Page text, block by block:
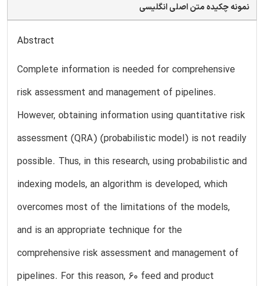
نمونه چکیده متن اصلی انگلیسی
Abstract
Complete information is needed for comprehensive
risk assessment and management of pipelines.
However, obtaining information using quantitative risk
assessment (QRA) (probabilistic model) is not readily
possible. Thus, in this research, using probabilistic and
indexing models, an algorithm is developed, which
overcomes most of the limitations of the models,
and is an appropriate technique for the
comprehensive risk assessment and management of
pipelines. For this reason, 60 feed and product